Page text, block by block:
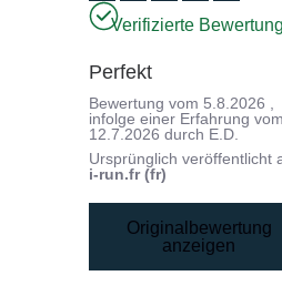
Verifizierte
Perfekt
Bewertung vom 5.8.2026
infolge einer Erfahrung
12.7.2026 durch E.D.
Ursprünglich veröffentlicht
i-run.fr (fr)
Originalbewertung
anzeigen